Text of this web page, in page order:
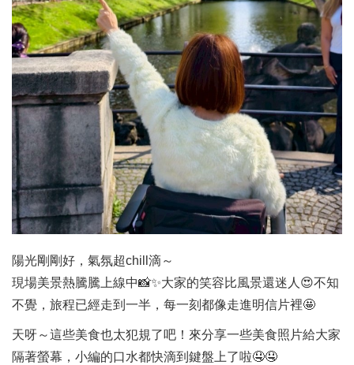
陽光剛剛好，氣氛超chill滴～
現場美景熱騰騰上線中📸✨大家的笑容比風景還迷人😍不知
不覺，旅程已經走到一半，每一刻都像走進明信片裡🤩
天呀～這些美食也太犯規了吧！來分享一些美食照片給大家
隔著螢幕，小編的口水都快滴到鍵盤上了啦🤤🤤